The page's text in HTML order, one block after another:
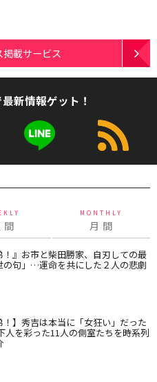
掲載サービス
新情報ゲット！
間
MONTHLY
月 間
！』お市と柴田勝家、自刃しての最
の句」…運命を共にした２人の悲劇
！】秀吉は本当に「女狂い」だった
人を彩った11人の側室たちを時系列